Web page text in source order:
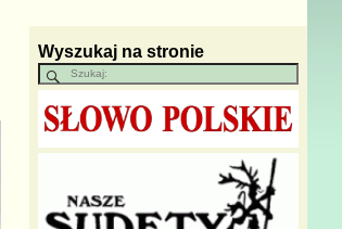
Wyszukaj na stronie